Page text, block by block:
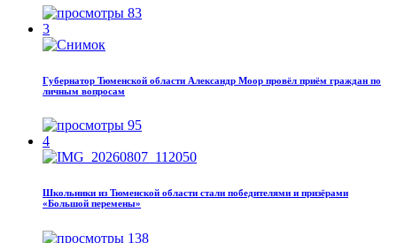
83
3
Губернатор Тюменской области Александр Моор провёл приём граждан по
личным вопросам
95
4
Школьники из Тюменской области стали победителями и призёрами
«Большой перемены»
138